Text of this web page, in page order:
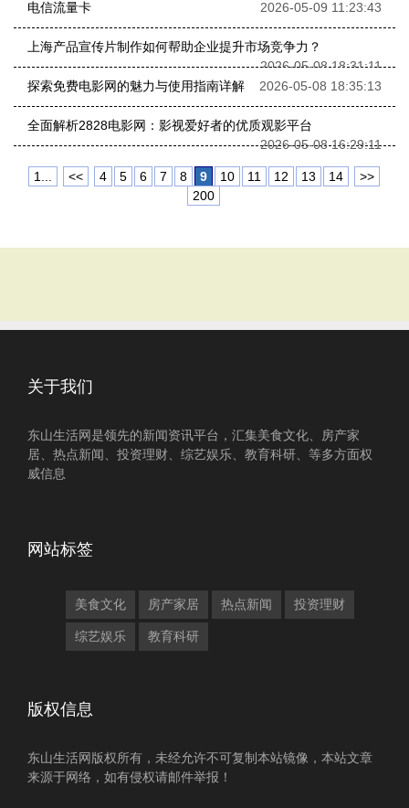
电信流量卡 2026-05-09 11:23:43
上海产品宣传片制作如何帮助企业提升市场竞争力？
2026-05-08 18:31:11
探索免费电影网的魅力与使用指南详解
2026-05-08 18:35:13
全面解析2828电影网：影视爱好者的优质观影平台
2026-05-08 16:29:11
1... << 4 5 6 7 8 9 10 11 12 13 14
>>
200
关于我们
东山生活网是领先的新闻资讯平台，汇集美食文化、房产家
居、热点新闻、投资理财、综艺娱乐、教育科研、等多方面权
威信息
网站标签
美食文化 房产家居 热点新闻 投资理财
综艺娱乐 教育科研
版权信息
东山生活网版权所有，未经允许不可复制本站镜像，本站文章
来源于网络，如有侵权请邮件举报！